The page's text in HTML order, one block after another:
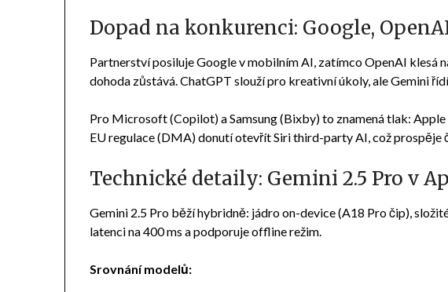
Dopad na konkurenci: Google,
Partnerství posiluje Google v mobilním AI, zatímco OpenAI klesá
dohoda zůstává. ChatGPT slouží pro kreativní úkoly, ale Gemini
Pro Microsoft (Copilot) a Samsung (Bixby) to znamená tlak:
EU regulace (DMA) donutí otevřít Siri third-party AI, což prospěje
Technické detaily: Gemini 2.5 Pro v
Gemini 2.5 Pro běží hybridně: jádro on-device (A18 Pro čip),
latenci na 400 ms a podporuje offline režim.
Srovnání modelů: